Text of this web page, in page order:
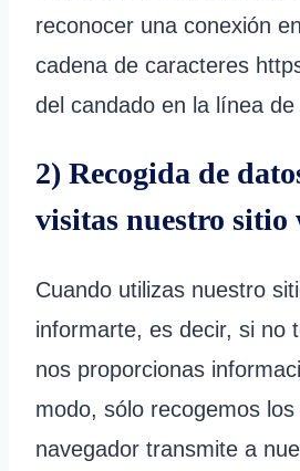
reconocer una conexión
cadena de caracteres
del candado en la línea
2) Recogida de
visitas nuestro sitio
Cuando utilizas nuestro
informarte, es decir, si no
nos proporcionas
modo, sólo recogemos
navegador transmite a